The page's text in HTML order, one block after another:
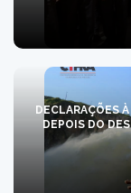
DECLARAÇÕES
DEPOIS DO